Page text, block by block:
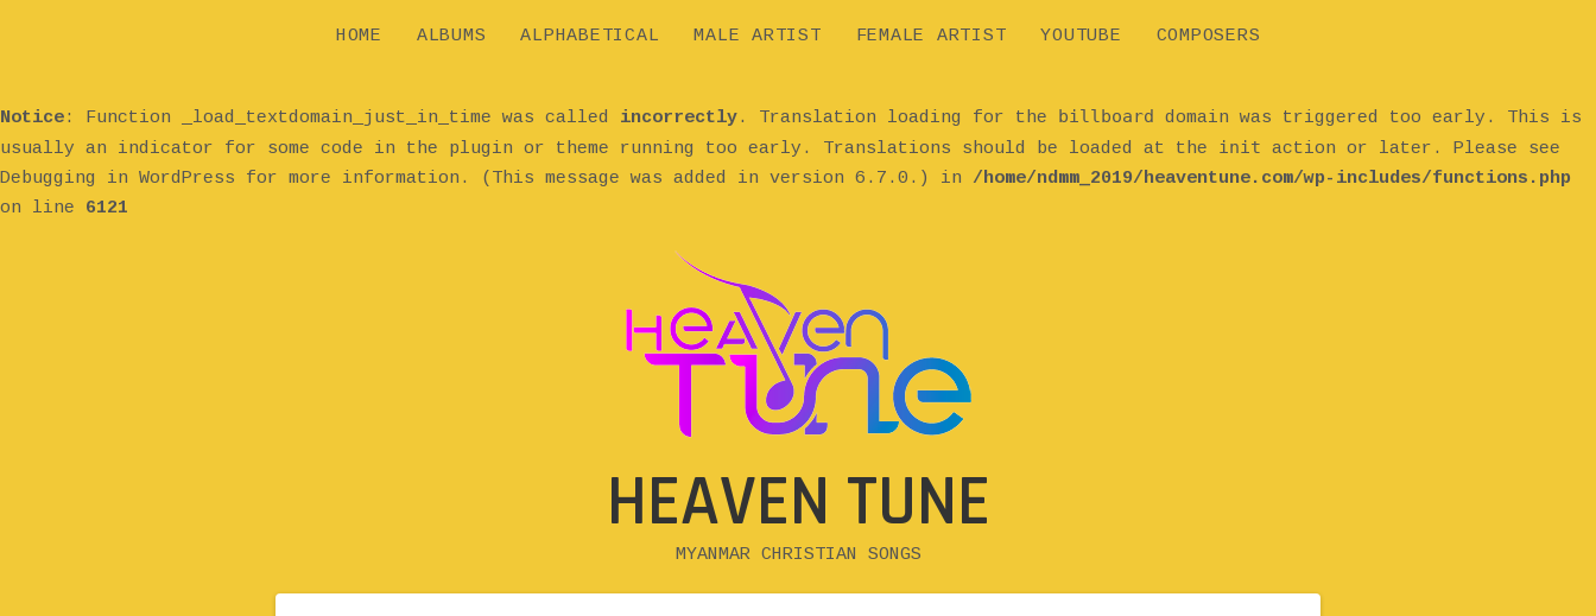
Notice: Function _load_textdomain_just_in_time was called incorrectly. Translation loading for the billboard domain was triggered too early. This is
usually an indicator for some code in the plugin or theme running too early. Translations should be loaded at the init action or later. Please see
Debugging in WordPress for more information. (This message was added in version 6.7.0.) in /home/ndmm_2019/heaventune.com/wp-includes/functions.php
on line 6121
HEAVEN TUNE
MYANMAR CHRISTIAN SONGS
HOME ALBUMS ALPHABETICAL MALE ARTIST FEMALE ARTIST YOUTUBE COMPOSERS